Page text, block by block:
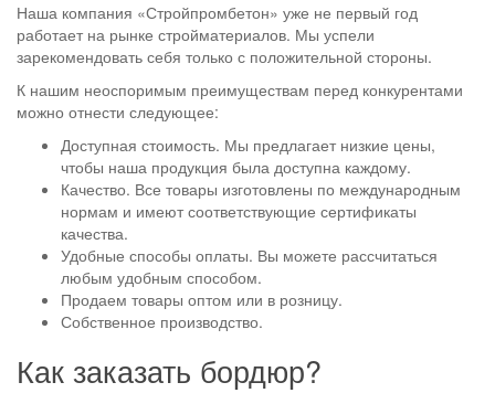
Наша компания «Стройпромбетон» уже не первый год
работает на рынке стройматериалов. Мы успели
зарекомендовать себя только с положительной стороны.
К нашим неоспоримым преимуществам перед конкурентами
можно отнести следующее:
Доступная стоимость. Мы предлагает низкие цены,
чтобы наша продукция была доступна каждому.
Качество. Все товары изготовлены по международным
нормам и имеют соответствующие сертификаты
качества.
Удобные способы оплаты. Вы можете рассчитаться
любым удобным способом.
Продаем товары оптом или в розницу.
Собственное производство.
Как заказать бордюр?